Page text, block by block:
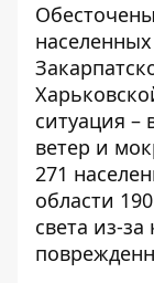
ситуация –
ветер и
271
области
света из-